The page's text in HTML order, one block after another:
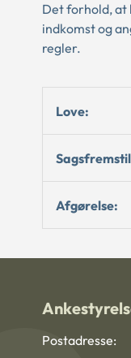
Det forhold, at
indkomst og
regler.
Love:
Afgørelse:
Postadresse: